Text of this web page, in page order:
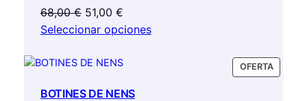
68,00€ El
precio
era:
51,00 €El
precio
es:
Seleccionar opciones
OFERTA
EN
BOTINES DE NENS